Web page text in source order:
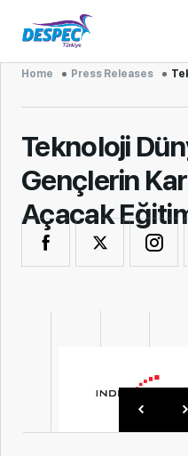
Home Press Releases
Teknoloji
Gençlerin
Açacak